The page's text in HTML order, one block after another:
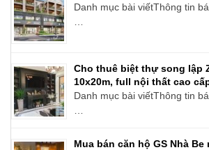
Danh mục bài viếtThông tin
…
Cho thuê biệt thự song lập
10x20m, full nội thất cao
Danh mục bài viếtThông tin
…
Mua bán căn hộ GS Nhà Be